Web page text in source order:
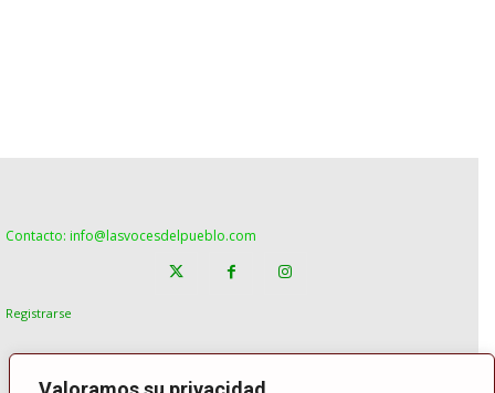
Contacto: info@lasvocesdelpueblo.com
Registrarse